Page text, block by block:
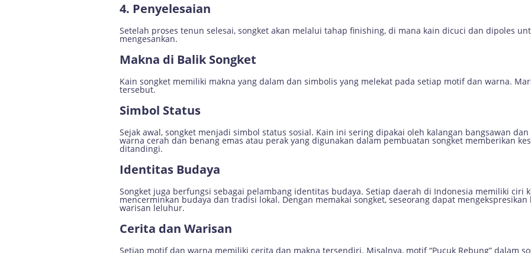
4. Penyelesaian
Setelah proses tenun selesai, songket akan melalui tahap finishing, di mana kain dicuci dan dipoles
mengesankan.
Makna di Balik Songket
Kain songket memiliki makna yang dalam dan simbolis yang melekat pada setiap motif dan warna.
tersebut.
Simbol Status
Sejak awal, songket menjadi simbol status sosial. Kain ini sering dipakai oleh kalangan bangsawan
warna cerah dan benang emas atau perak yang digunakan dalam pembuatan songket memberikan
ditandingi.
Identitas Budaya
Songket juga berfungsi sebagai pelambang identitas budaya. Setiap daerah di Indonesia memiliki ciri
mencerminkan budaya dan tradisi lokal. Dengan memakai songket, seseorang dapat
warisan leluhur.
Cerita dan Warisan
Setiap motif dan warna memiliki cerita dan makna tersendiri. Misalnya, motif “Pucuk Rebung” dalam